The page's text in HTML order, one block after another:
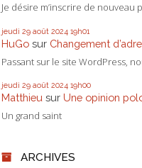
Je désire m’inscrire de nouveau
jeudi 29 août 2024 19h01
HuGo sur Changement
Passant sur le site WordPress,
jeudi 29 août 2024 19h00
Matthieu sur Une opinion
Un grand saint
ARCHIVES